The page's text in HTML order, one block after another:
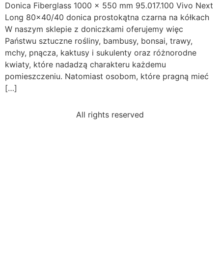
Donica Fiberglass 1000 x 550 mm 95.017.100 Vivo Next
Long 80×40/40 donica prostokątna czarna na kółkach
W naszym sklepie z doniczkami oferujemy więc
Państwu sztuczne rośliny, bambusy, bonsai, trawy,
mchy, pnącza, kaktusy i sukulenty oraz różnorodne
kwiaty, które nadadzą charakteru każdemu
pomieszczeniu. Natomiast osobom, które pragną mieć
[…]
All rights reserved